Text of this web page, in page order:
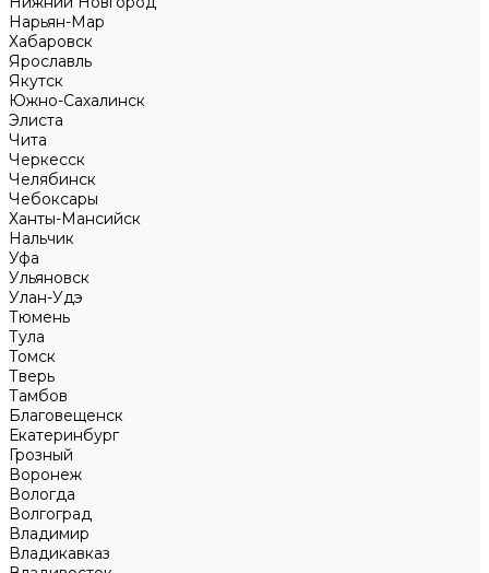
Нарьян-Мар
Хабаровск
Ярославль
Якутск
Южно-Сахалинск
Элиста
Чита
Черкесск
Челябинск
Чебоксары
Ханты-Мансийск
Нальчик
Уфа
Ульяновск
Улан-Удэ
Тюмень
Тула
Томск
Тверь
Тамбов
Благовещенск
Екатеринбург
Грозный
Воронеж
Вологда
Волгоград
Владимир
Владикавказ